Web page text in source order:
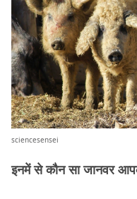
sciencesensei
इनमें से कौन सा जानवर